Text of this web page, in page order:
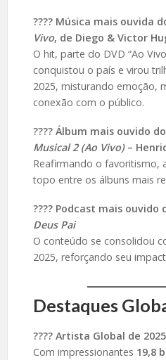
???? Música mais ouvida
Vivo, de Diego & Victor
O hit, parte do DVD “Ao
conquistou o país e virou
2025, misturando emoção,
conexão com o público.
???? Álbum mais ouvido
Musical 2 (Ao Vivo)–
Reafirmando o favoritismo,
topo entre os álbuns mais
???? Podcast mais ouvido
Deus Pai
O conteúdo se consolidou
2025, reforçando seu
Destaques
???? Artista Global de
Com impressionantes 19,8